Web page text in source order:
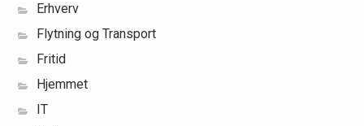
Erhverv
Flytning og Transport
Fritid
Hjemmet
IT